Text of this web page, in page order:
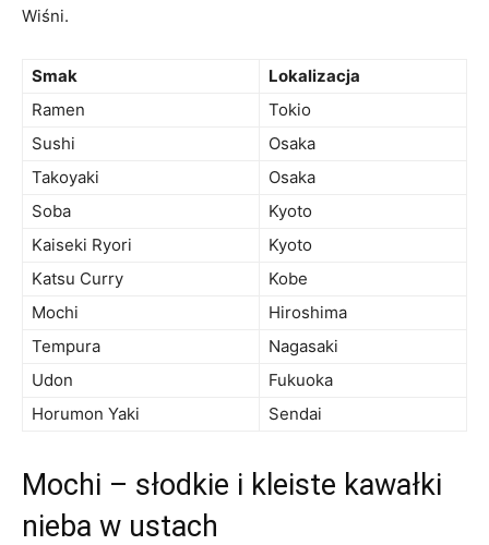
Wiśni.
Smak
Lokalizacja
Ramen
Tokio
Sushi
Osaka
Takoyaki
Osaka
Soba
Kyoto
Kaiseki Ryori
Kyoto
Katsu Curry
Kobe
Mochi
Hiroshima
Tempura
Nagasaki
Udon
Fukuoka
Horumon Yaki
Sendai
Mochi – słodkie i kleiste kawałki
nieba w ustach